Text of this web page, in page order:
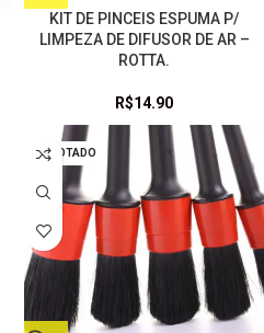
KIT DE PINCEIS ESPUMA P/
LIMPEZA DE DIFUSOR DE AR –
ROTTA.
R$14.90
ESGOTADO